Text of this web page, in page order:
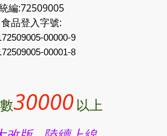
編:72509005
食品登入字號:
00000-9
-00001-8
30000 以上